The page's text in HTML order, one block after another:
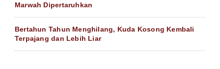
Marwah Dipertaruhkan
Bertahun Tahun Menghilang, Kuda Kosong Kembali
Terpajang dan Lebih Liar